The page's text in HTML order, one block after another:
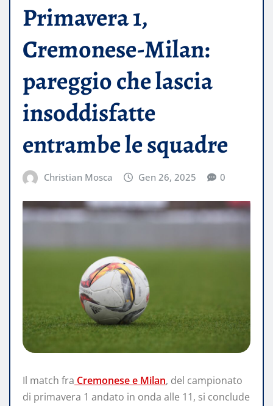
Primavera 1,
Cremonese-Milan:
pareggio che lascia
insoddisfatte
entrambe le squadre
Christian Mosca Gen 26, 2025 0
Il match fra Cremonese e Milan, del campionato
di primavera 1 andato in onda alle 11, si conclude